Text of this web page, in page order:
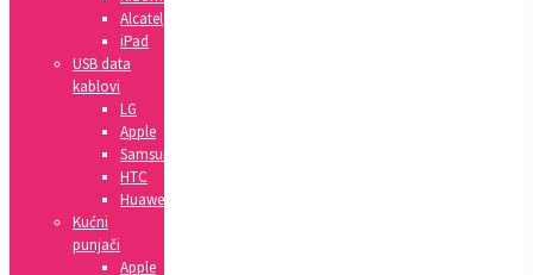
Alcatel
iPad
USB data
kablovi
LG
Apple
Samsung
HTC
Huawei
Kućni
punjači
Apple